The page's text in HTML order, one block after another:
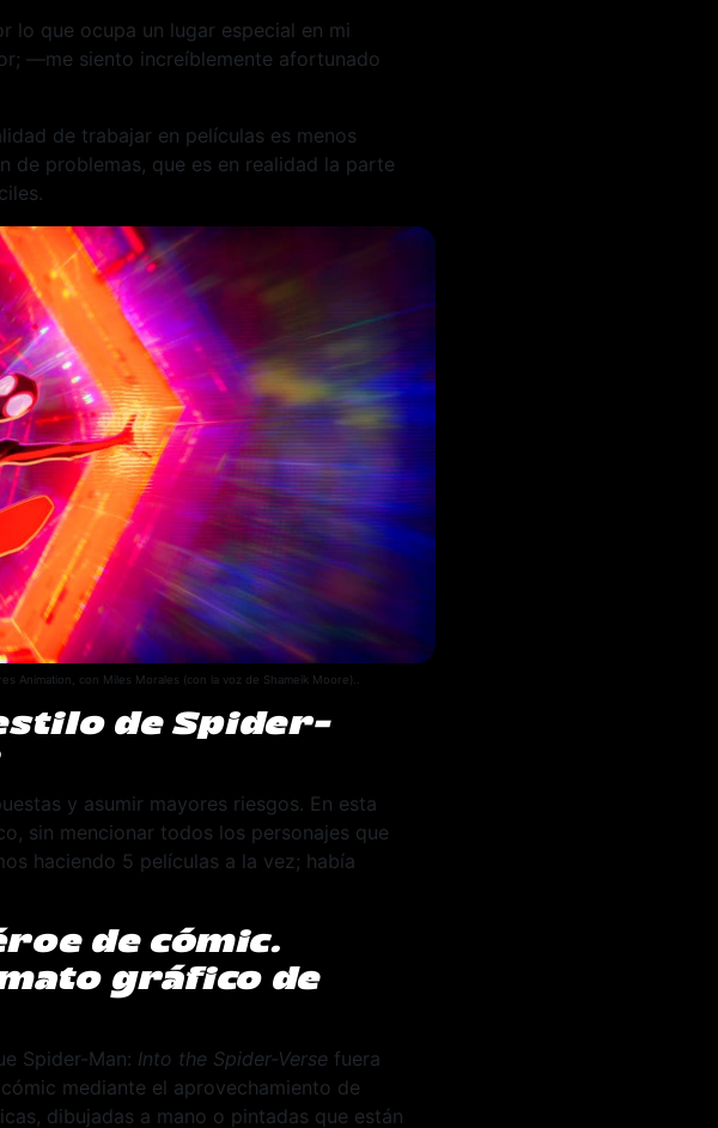
lo que ocupa un lugar especial en mi
—me siento increíblemente afortunado
de trabajar en películas es menos
de problemas, que es en realidad la parte
Animation, con Miles Morales (con la voz de Shameik Moore)..
de Spider-
y asumir mayores riesgos. En esta
sin mencionar todos los personajes que
haciendo 5 películas a la vez; había
de cómic.
gráfico de
Spider-Man: Into the Spider-Verse fuera
mediante el aprovechamiento de
dibujadas a mano o pintadas que están